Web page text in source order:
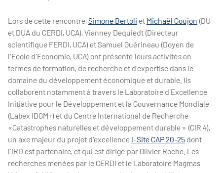
Lors de cette rencontre,Simone Bertoli et Michaël Goujon (DU
et DUA du CERDI, UCA), Vianney Dequiedt (Directeur
scientifique FERDI, UCA) et Samuel Guérineau (Doyen de
l'Ecole d'Economie, UCA) ont présenté leurs activités en
termes de formation, de recherche et d'expertise dans le
domaine du développement économique et durable. Ils
collaborent notamment à travers le Laboratoire d'Excellence
Initiative pour le Développement et la Gouvernance Mondiale
(Labex IDGM+) et du Centre International de Recherche
«Catastrophes naturelles et développement durable » (CIR 4),
un axe majeur du projet d'excellence I-Site CAP 20-25 dont
l'IRD est partenaire, et qui est dirigé par Olivier Roche. Les
recherches menées par le CERDI et le Laboratoire Magmas